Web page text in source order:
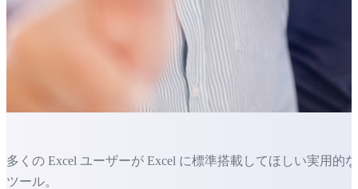
多くの Excel ユーザーが Excel に標準搭載してほしい実用的な
ツール。